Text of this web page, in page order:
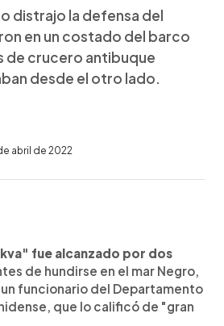
distrajo la defensa del
en un costado del barco
de crucero antibuque
desde el otro lado.
abril de 2022
fue alcanzado por dos
de hundirse en el mar Negro,
funcionario del Departamento
que lo calificó de "gran